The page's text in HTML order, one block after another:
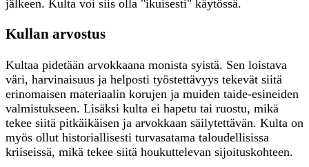
jälkeen. Kulta voi siis olla "ikuisesti" käytössä.
Kullan arvostus
Kultaa pidetään arvokkaana monista syistä. Sen loistava
väri, harvinaisuus ja helposti työstettävyys tekevät siitä
erinomaisen materiaalin korujen ja muiden taide-esineiden
valmistukseen. Lisäksi kulta ei hapetu tai ruostu, mikä
tekee siitä pitkäikäisen ja arvokkaan säilytettävän. Kulta on
myös ollut historiallisesti turvasatama taloudellisissa
kriiseissä, mikä tekee siitä houkuttelevan sijoituskohteen.